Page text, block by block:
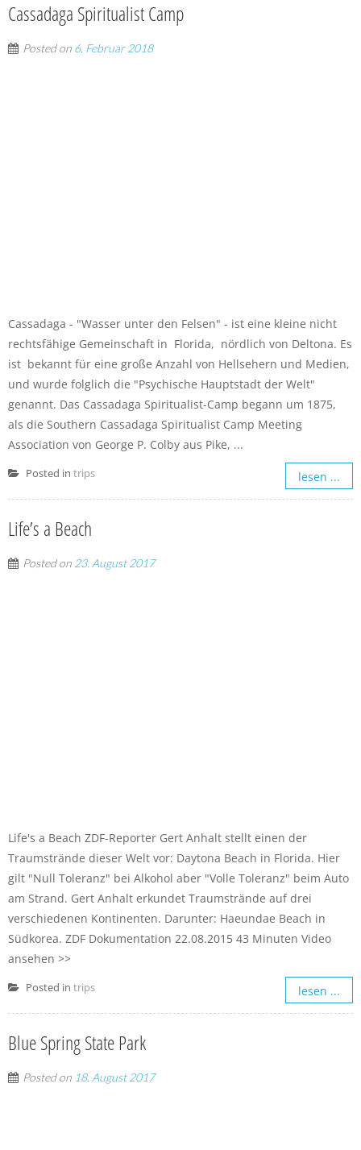
Cassadaga Spiritualist Camp
Posted on 6. Februar 2018
Cassadaga - "Wasser unter den Felsen" - ist eine kleine nicht
rechtsfähige Gemeinschaft in Florida, nördlich von Deltona. Es
ist bekannt für eine große Anzahl von Hellsehern und Medien,
und wurde folglich die "Psychische Hauptstadt der Welt"
genannt. Das Cassadaga Spiritualist-Camp begann um 1875,
als die Southern Cassadaga Spiritualist Camp Meeting
Association von George P. Colby aus Pike, ...
lesen ...
Posted in trips
Life’s a Beach
Posted on 23. August 2017
Life's a Beach ZDF-Reporter Gert Anhalt stellt einen der
Traumstrände dieser Welt vor: Daytona Beach in Florida. Hier
gilt "Null Toleranz" bei Alkohol aber "Volle Toleranz" beim Auto
am Strand. Gert Anhalt erkundet Traumstrände auf drei
verschiedenen Kontinenten. Darunter: Haeundae Beach in
Südkorea. ZDF Dokumentation 22.08.2015 43 Minuten Video
ansehen >>
lesen ...
Posted in trips
Blue Spring State Park
Posted on 18. August 2017